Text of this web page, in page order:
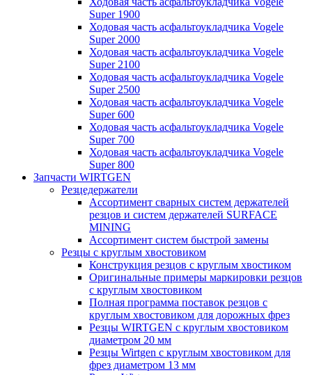
Super 1900
Ходовая часть асфальтоукладчика Vogele
Super 2000
Ходовая часть асфальтоукладчика Vogele
Super 2100
Ходовая часть асфальтоукладчика Vogele
Super 2500
Ходовая часть асфальтоукладчика Vogele
Super 600
Ходовая часть асфальтоукладчика Vogele
Super 700
Ходовая часть асфальтоукладчика Vogele
Super 800
Запчасти WIRTGEN
Резцедержатели
Ассортимент сварных систем держателей
резцов и систем держателей SURFACE
MINING
Ассортимент систем быстрой замены
Резцы с круглым хвостовиком
Конструкция резцов с круглым хвостиком
Оригинальные примеры маркировки резцов
с круглым хвостовиком
Полная программа поставок резцов с
круглым хвостовиком для дорожных фрез
Резцы WIRTGEN с круглым хвостовиком
диаметром 20 мм
Резцы Wirtgen с круглым хвостовиком для
фрез диаметром 13 мм